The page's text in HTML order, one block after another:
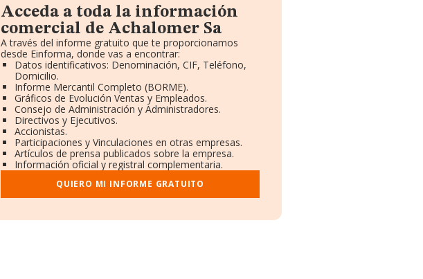
Acceda a toda la información
comercial de Achalomer Sa
A través del informe gratuito que te proporcionamos
desde Einforma, donde vas a encontrar:
Datos identificativos: Denominación, CIF, Teléfono,
Domicilio.
Informe Mercantil Completo (BORME).
Gráficos de Evolución Ventas y Empleados.
Consejo de Administración y Administradores.
Directivos y Ejecutivos.
Accionistas.
Participaciones y Vinculaciones en otras empresas.
Artículos de prensa publicados sobre la empresa.
Información oficial y registral complementaria.
QUIERO MI INFORME GRATUITO